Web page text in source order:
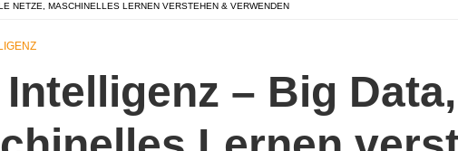
NETZE, MASCHINELLES LERNEN VERSTEHEN & VERWENDEN
– Big